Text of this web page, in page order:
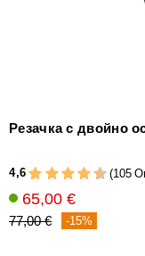
Резачка с двойно
4,6 (105
65,00 €
77,00 € -15%